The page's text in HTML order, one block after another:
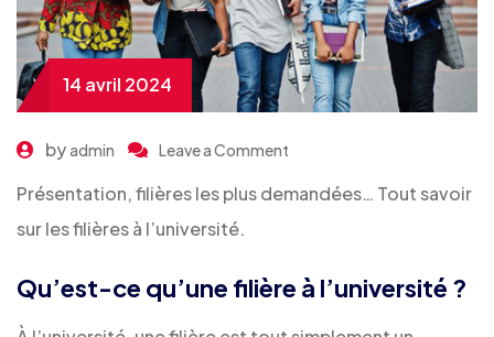
14 avril 2024
byadmin Leave a Comment
Présentation, filières les plus demandées… Tout savoir
sur les filières à l’université.
Qu’est-ce qu’une filière à l’université ?